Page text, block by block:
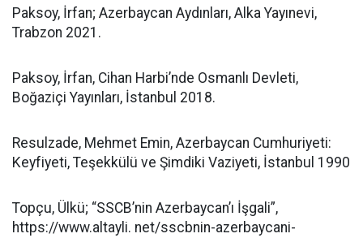
Paksoy, İrfan; Azerbaycan Aydınları, Alka Yayınevi,
Trabzon 2021.
Paksoy, İrfan, Cihan Harbi’nde Osmanlı Devleti,
Boğaziçi Yayınları, İstanbul 2018.
Resulzade, Mehmet Emin, Azerbaycan Cumhuriyeti:
Keyfiyeti, Teşekkülü ve Şimdiki Vaziyeti, İstanbul 1990
Topçu, Ülkü; “SSCB’nin Azerbaycan’ı İşgali”,
https://www.altayli. net/sscbnin-azerbaycani-